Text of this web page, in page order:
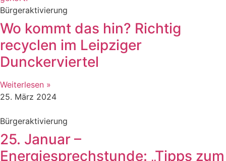
Bürgeraktivierung
Wo kommt das hin? Richtig
recyclen im Leipziger
Dunckerviertel
Weiterlesen »
25. März 2024
Bürgeraktivierung
25. Januar –
Energiesprechstunde: „Tipps zum